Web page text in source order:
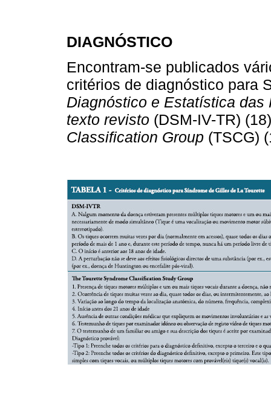
DIAGNÓSTICO
Encontram-se publicados
critérios de diagnóstico para
Diagnóstico e Estatística das
texto revisto (DSM-IV-TR)
Classification Group (TSCG)